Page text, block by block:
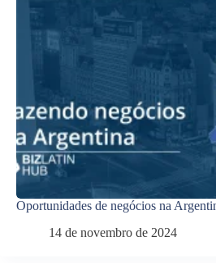
Oportunidades de negócios na
14 de novembro de 2024